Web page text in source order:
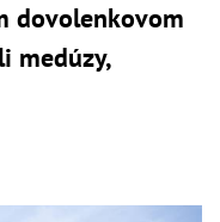
dovolenkovom
medúzy,